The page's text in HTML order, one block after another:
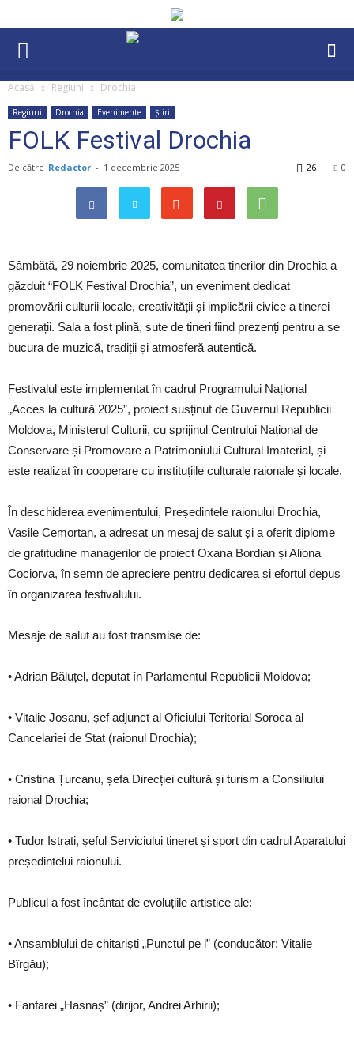
Acasă Regiuni Drochia
Regiuni Drochia Evenimente Știri
FOLK Festival Drochia
De către Redactor - 1 decembrie 2025 0
26
Sâmbătă, 29 noiembrie 2025, comunitatea tinerilor din Drochia a
găzduit “FOLK Festival Drochia”, un eveniment dedicat
promovării culturii locale, creativității și implicării civice a tinerei
generații. Sala a fost plină, sute de tineri fiind prezenți pentru a se
bucura de muzică, tradiții și atmosferă autentică.
Festivalul este implementat în cadrul Programului Național
„Acces la cultură 2025”, proiect susținut de Guvernul Republicii
Moldova, Ministerul Culturii, cu sprijinul Centrului Național de
Conservare și Promovare a Patrimoniului Cultural Imaterial, și
este realizat în cooperare cu instituțiile culturale raionale și locale.
În deschiderea evenimentului, Președintele raionului Drochia,
Vasile Cemortan, a adresat un mesaj de salut și a oferit diplome
de gratitudine managerilor de proiect Oxana Bordian și Aliona
Cociorva, în semn de apreciere pentru dedicarea și efortul depus
în organizarea festivalului.
Mesaje de salut au fost transmise de:
• Adrian Băluțel, deputat în Parlamentul Republicii Moldova;
• Vitalie Josanu, șef adjunct al Oficiului Teritorial Soroca al
Cancelariei de Stat (raionul Drochia);
• Cristina Țurcanu, șefa Direcției cultură și turism a Consiliului
raional Drochia;
• Tudor Istrati, șeful Serviciului tineret și sport din cadrul Aparatului
președintelui raionului.
Publicul a fost încântat de evoluțiile artistice ale:
• Ansamblului de chitariști „Punctul pe i” (conducător: Vitalie
Bîrgău);
• Fanfarei „Hasnaș” (dirijor, Andrei Arhirii);